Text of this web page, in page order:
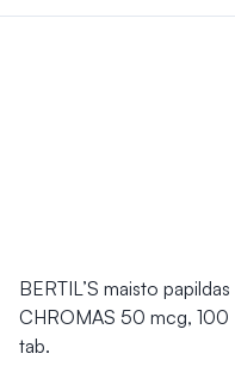
BERTIL’S maisto papildas
CHROMAS 50 mcg, 100
tab.